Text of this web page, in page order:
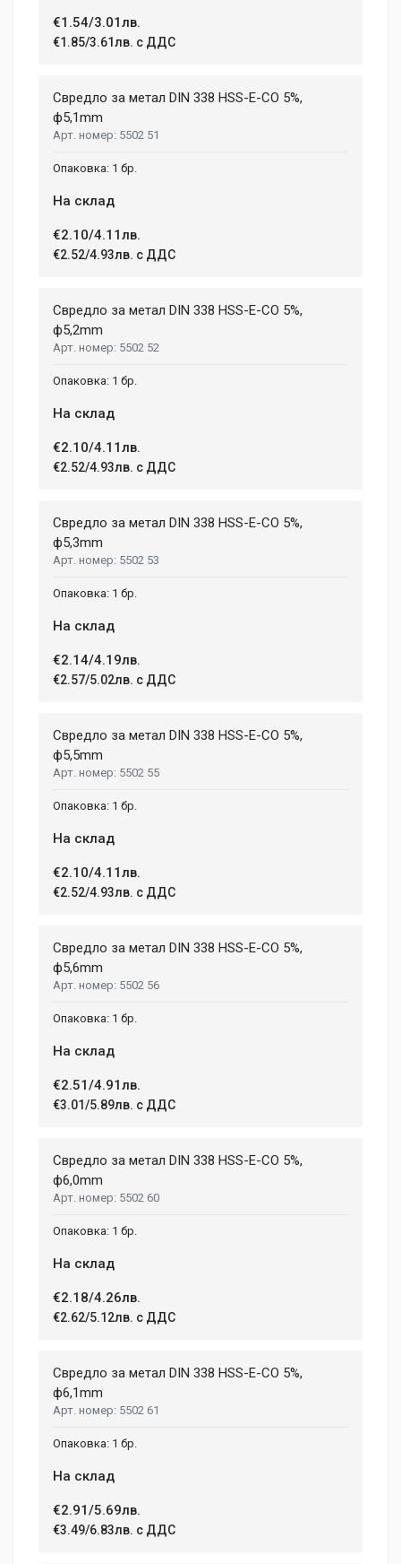
€1.54/3.01лв.
€1.85/3.61лв. с ДДС
Свредло за метал DIN 338 HSS-E-CO 5%,
ф5,1mm
5502 51
1 бр.
На склад
€2.10/4.11лв.
€2.52/4.93лв. с ДДС
Свредло за метал DIN 338 HSS-E-CO 5%,
ф5,2mm
5502 52
1 бр.
На склад
€2.10/4.11лв.
€2.52/4.93лв. с ДДС
Свредло за метал DIN 338 HSS-E-CO 5%,
ф5,3mm
5502 53
1 бр.
На склад
€2.14/4.19лв.
€2.57/5.02лв. с ДДС
Свредло за метал DIN 338 HSS-E-CO 5%,
ф5,5mm
5502 55
1 бр.
На склад
€2.10/4.11лв.
€2.52/4.93лв. с ДДС
Свредло за метал DIN 338 HSS-E-CO 5%,
ф5,6mm
5502 56
1 бр.
На склад
€2.51/4.91лв.
€3.01/5.89лв. с ДДС
Свредло за метал DIN 338 HSS-E-CO 5%,
ф6,0mm
5502 60
1 бр.
На склад
€2.18/4.26лв.
€2.62/5.12лв. с ДДС
Свредло за метал DIN 338 HSS-E-CO 5%,
ф6,1mm
5502 61
1 бр.
На склад
€2.91/5.69лв.
€3.49/6.83лв. с ДДС